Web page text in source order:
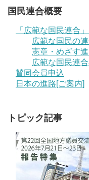
国民連合概要
「広範な国民連合
広範な国民の
憲章・めざす
広範な国民連
賛同会員申込
日本の進路[ご案内]
トピック記事